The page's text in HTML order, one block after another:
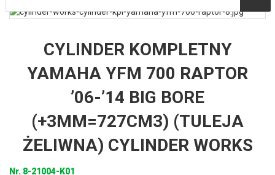
CYLINDER KOMPLETNY
YAMAHA YFM 700 RAPTOR
’06-’14 BIG BORE
(+3MM=727CM3) (TULEJA
ŻELIWNA) CYLINDER WORKS
Nr. 8-21004-K01